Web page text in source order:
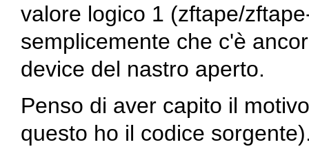
valore logico 1 (zftape/
semplicemente che c'è
device del nastro aperto.
Penso di aver capito il
questo ho il codice